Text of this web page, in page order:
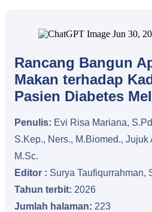
Rancang Bangun
Makan terhadap
Pasien Diabetes
Penulis: Evi Risa Mariana,
S.Kep., Ners., M.Biomed.,
M.Sc.
Editor : Surya Taufiqurrahman,
Tahun terbit: 2026
Jumlah halaman: 223